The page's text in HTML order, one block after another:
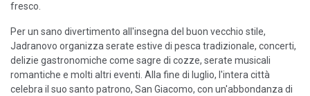
fresco.
Per un sano divertimento all'insegna del buon vecchio stile,
Jadranovo organizza serate estive di pesca tradizionale, concerti,
delizie gastronomiche come sagre di cozze, serate musicali
romantiche e molti altri eventi. Alla fine di luglio, l'intera città
celebra il suo santo patrono, San Giacomo, con un'abbondanza di